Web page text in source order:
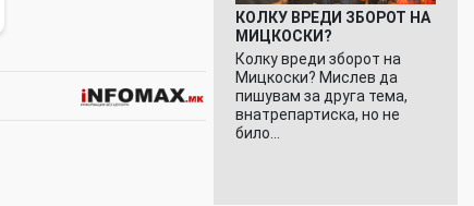
КОЛКУ ВРЕДИ ЗБОРОТ НА
МИЦКОСКИ?
Колку вреди зборот на
Мицкоски? Мислев да
пишувам за друга тема,
внатрепартиска, но не
било…